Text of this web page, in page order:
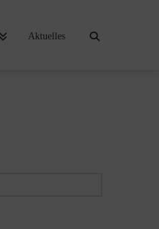
Aktuelles